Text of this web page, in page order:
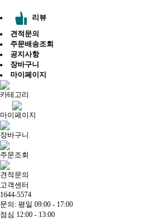
리뷰
견적문의
주문배송조회
공지사항
장바구니
마이페이지
카테고리
마이페이지
장바구니
주문조회
견적문의
고객센터
1644-5574
문의: 평일 09:00 - 17:00
점심 12:00 - 13:00